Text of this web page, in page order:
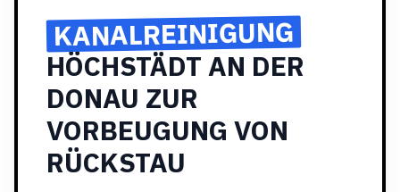
KANALREINIGUNG
HÖCHSTÄDT AN DER
DONAU ZUR
VORBEUGUNG VON
RÜCKSTAU